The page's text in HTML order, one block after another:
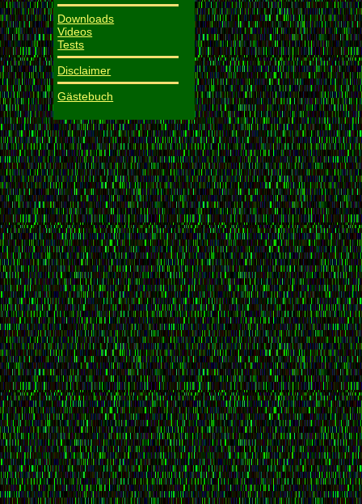
Downloads
Videos
Tests
Disclaimer
Gästebuch